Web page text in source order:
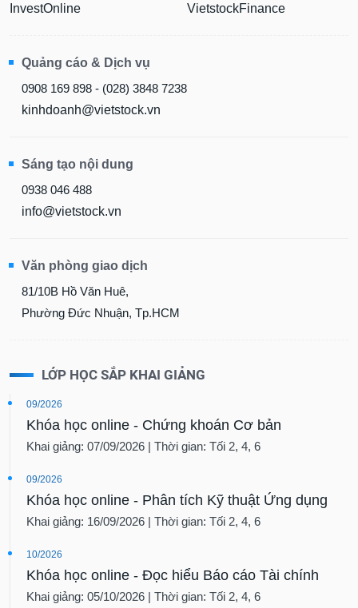
InvestOnline
VietstockFinance
Quảng cáo & Dịch vụ
0908 169 898 - (028) 3848 7238
kinhdoanh@vietstock.vn
Sáng tạo nội dung
0938 046 488
info@vietstock.vn
Văn phòng giao dịch
81/10B Hồ Văn Huê,
Phường Đức Nhuận, Tp.HCM
LỚP HỌC SẮP KHAI GIẢNG
09/2026
Khóa học online - Chứng khoán Cơ bản
Khai giảng: 07/09/2026 | Thời gian: Tối 2, 4, 6
09/2026
Khóa học online - Phân tích Kỹ thuật Ứng dụng
Khai giảng: 16/09/2026 | Thời gian: Tối 2, 4, 6
10/2026
Khóa học online - Đọc hiểu Báo cáo Tài chính
Khai giảng: 05/10/2026 | Thời gian: Tối 2, 4, 6